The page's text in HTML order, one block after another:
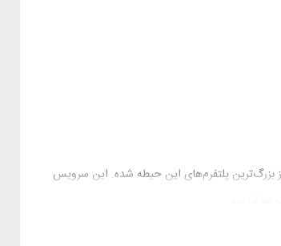
به یکی از بزرگ‌ترین پلتفرم‌های این حیطه شده. این سرویس